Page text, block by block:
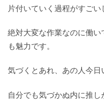
片付いていく過程がすごい
絶対大変な作業なのに働
も魅力です。
気づくとあれ、あの人今日
自分でも気づかぬ内に推